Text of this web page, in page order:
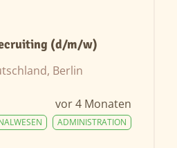
(d/m/w)
Berlin
vor 4 Monaten
ADMINISTRATION